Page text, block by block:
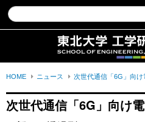
HOME ニュース 次世代通信「6G」向
次世代通信「6G」向け